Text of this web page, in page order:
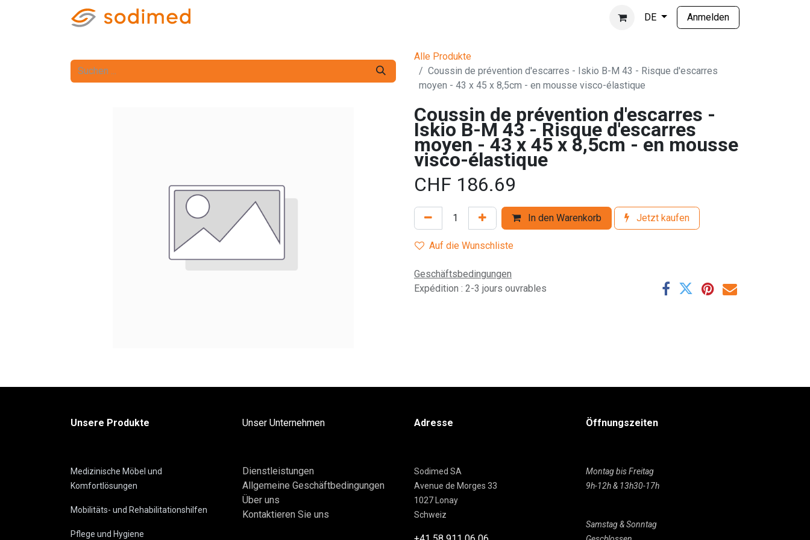
DE Anmelden
Alle Produkte
Coussin de prévention d'escarres - Iskio B-M 43 - Risque d'escarres
moyen - 43 x 45 x 8,5cm - en mousse visco-élastique
Coussin de prévention d'escarres -
Iskio B-M 43 - Risque d'escarres
moyen - 43 x 45 x 8,5cm - en mousse
visco-élastique
CHF 186.69
In den Warenkorb Jetzt kaufen
Auf die Wunschliste
Geschäftsbedingungen
Expédition : 2-3 jours ouvrables
Unsere Produkte
Medizinische Möbel und
Komfortlösungen
Mobilitäts- und Rehabilitationshilfen
Pflege und Hygiene
Unser Unternehmen
Dienstleistungen
Allgemeine Geschäftbedingungen
Über uns
Kontaktieren Sie uns
Adresse
Sodimed SA
Avenue de Morges 33
1027 Lonay
Schweiz
Öffnungszeiten
Montag bis Freitag
9h-12h & 13h30-17h
Samstag & Sonntag